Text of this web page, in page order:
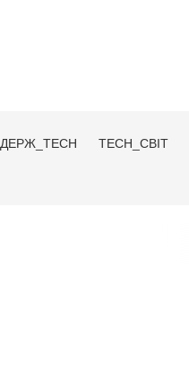
ДЕРЖ_TECH TECH_СВІТ